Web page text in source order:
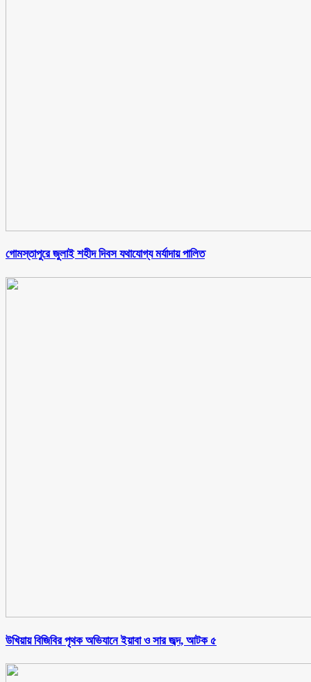
গোমস্তাপুরে জুলাই শহীদ দিবস যথাযোগ্য মর্যাদায় পালিত
উখিয়ায় বিজিবির পৃথক অভিযানে ইয়াবা ও সার জব্দ, আটক ৫